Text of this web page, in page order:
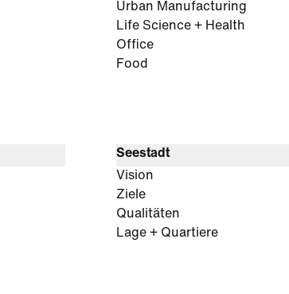
Urban Manufacturing
Life Science + Health
Office
Food
Seestadt
Vision
Ziele
Qualitäten
Lage + Quartiere